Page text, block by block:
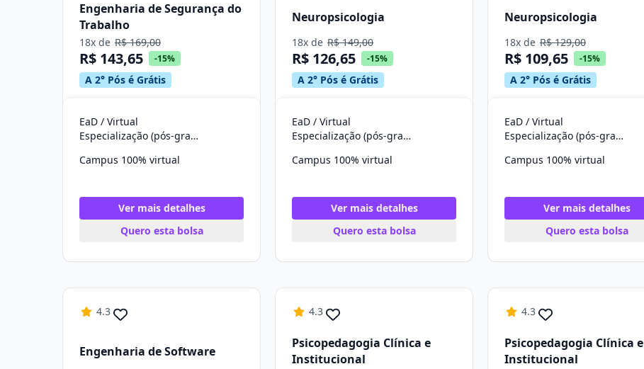
Engenharia de Segurança do
Trabalho
18x de R$ 169,00
R$ 143,65 -15%
A 2° Pós é Grátis
EaD / Virtual
Especialização (pós-graduação)
Campus 100% virtual
Ver mais detalhes
Quero esta bolsa
Neuropsicologia
18x de R$ 149,00
R$ 126,65 -15%
A 2° Pós é Grátis
EaD / Virtual
Especialização (pós-graduação)
Campus 100% virtual
Ver mais detalhes
Quero esta bolsa
Neuropsicologia
18x de R$ 129,00
R$ 109,65 -15%
A 2° Pós é Grátis
EaD / Virtual
Especialização (pós-graduação)
Campus 100% virtual
Ver mais detalhes
Quero esta bolsa
4.3
Engenharia de Software
4.3
Psicopedagogia Clínica e
Institucional
4.3
Psicopedagogia Clínica e
Institucional